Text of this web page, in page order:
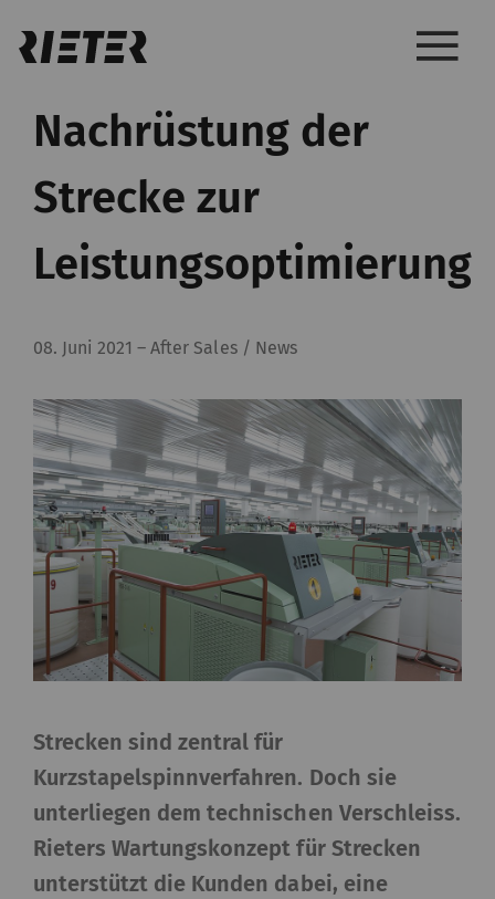
Nachrüstung der
Strecke zur
Leistungsoptimierung
08. Juni 2021–After Sales / News
Strecken sind zentral für
Kurzstapelspinnverfahren. Doch sie
unterliegen dem technischen Verschleiss.
Rieters Wartungskonzept für Strecken
unterstützt die Kunden dabei, eine